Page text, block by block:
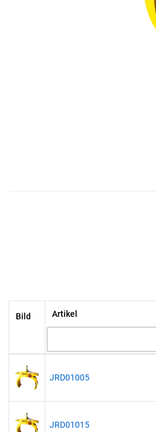
Bild Artikel
JRD01005
JRD01015